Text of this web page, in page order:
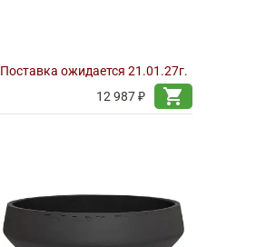
Поставка ожидается 21.01.27г.
12 987 ₽
shopping_cart